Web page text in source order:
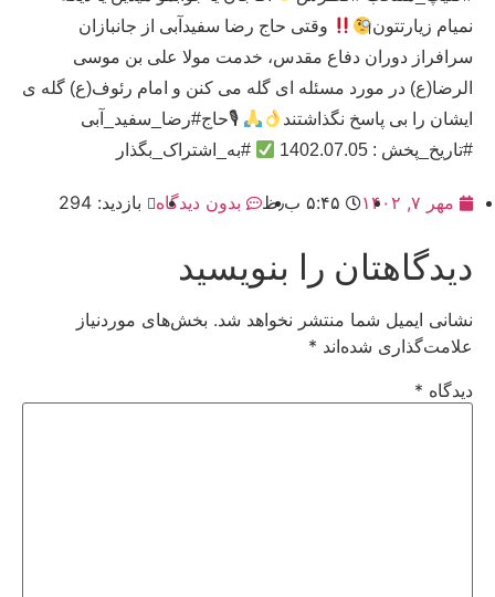
نمیام زیارتتون
وقتی حاج رضا سفیدآبی از جانبازان
سرافراز دوران دفاع مقدس، خدمت مولا علی بن موسی
الرضا(ع) در مورد مسئله ای گله می کنن و امام رئوف(ع) گله ی
ایشان را بی پاسخ نگذاشتند
🎙حاج#رضا_سفید_آبی
#تاریخ_پخش : 1402.07.05
#به_اشتراک_بگذار
مهر ۷, ۱۴۰۲ ۵:۴۵ ب٫ظ بدون دیدگاه بازدید: 294
دیدگاهتان را بنویسید
نشانی ایمیل شما منتشر نخواهد شد. بخش‌های موردنیاز
علامت‌گذاری شده‌اند *
دیدگاه *